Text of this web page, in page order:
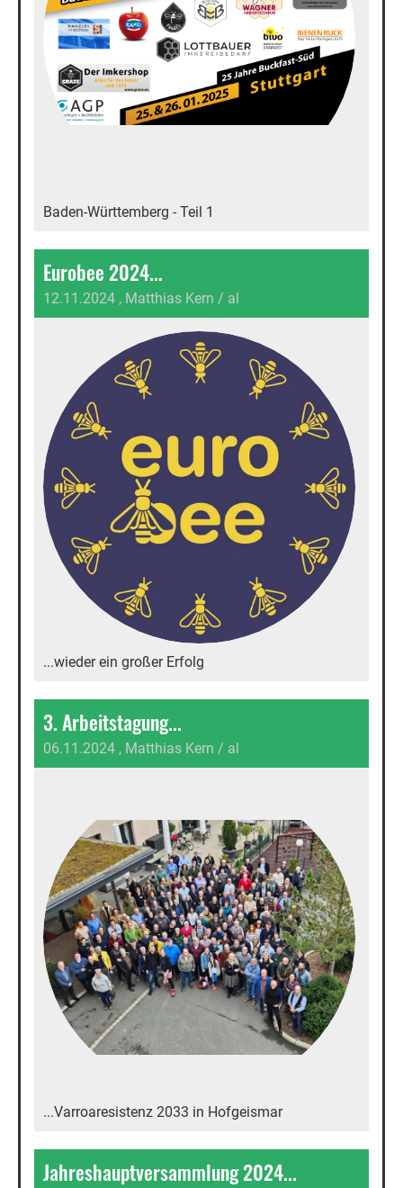
Baden-Württemberg - Teil 1
Eurobee 2024...
12.11.2024 , Matthias Kern / al
...wieder ein großer Erfolg
3. Arbeitstagung...
06.11.2024 , Matthias Kern / al
...Varroaresistenz 2033 in Hofgeismar
Jahreshauptversammlung 2024...